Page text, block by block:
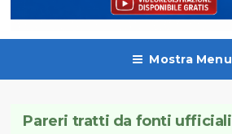
Mostra Menu
Pareri tratti da fonti ufficiali